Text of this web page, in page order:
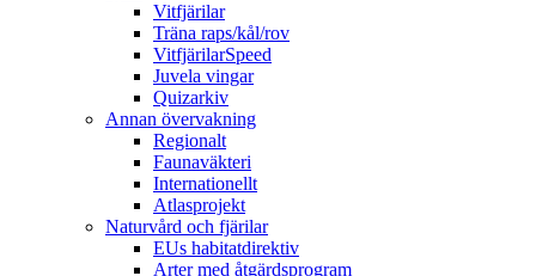
Vitfjärilar
Träna raps/kål/rov
VitfjärilarSpeed
Juvela vingar
Quizarkiv
Annan övervakning
Regionalt
Faunaväkteri
Internationellt
Atlasprojekt
Naturvård och fjärilar
EUs habitatdirektiv
Arter med åtgärdsprogram